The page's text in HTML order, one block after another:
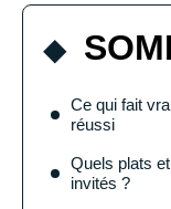
Ce qui fait
réussi
Quels plats
invités ?